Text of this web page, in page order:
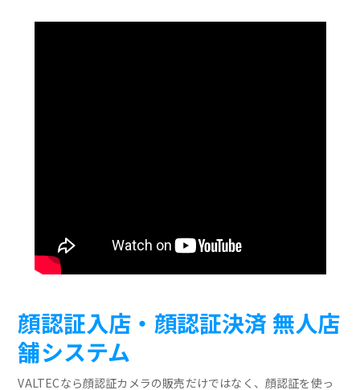
顔認証入店・顔認証決済 無人店
舗システム
VALTECなら顔認証カメラの販売だけではなく、顔認証を使っ